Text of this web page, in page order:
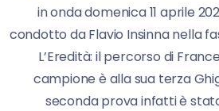
in onda domenica 11 aprile
condotto da Flavio Insinna nella
L’Eredità: il percorso di
campione è alla sua terza
seconda prova infatti è